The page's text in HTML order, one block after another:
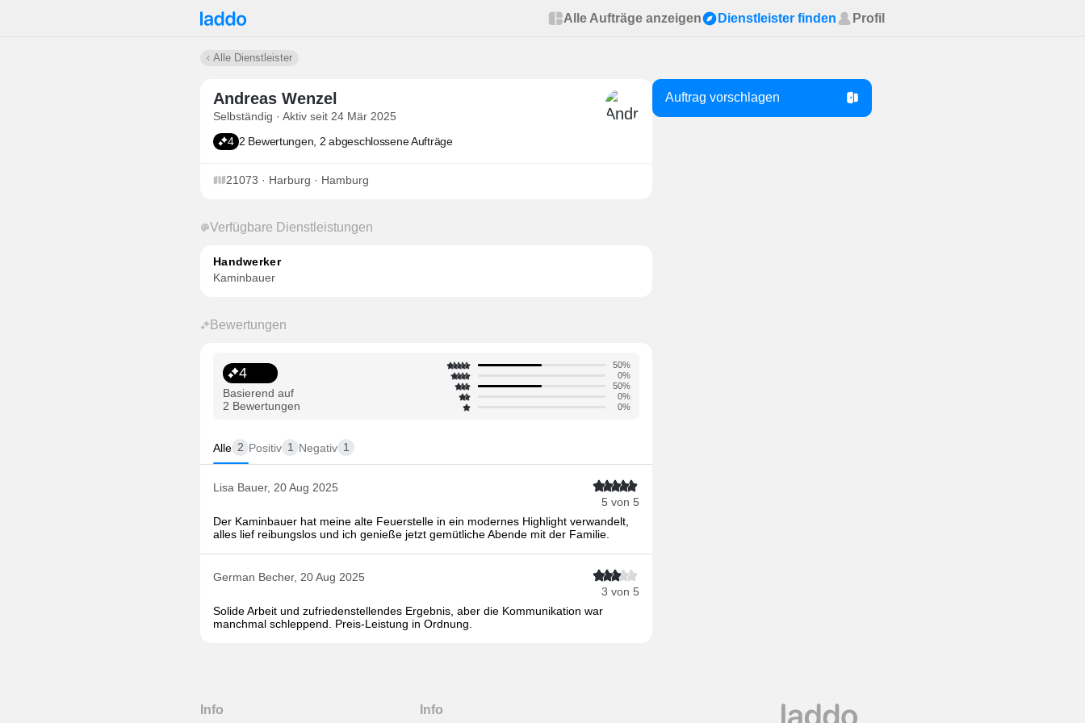
Alle Aufträge anzeigen Dienstleister finden Profil
Alle Dienstleister
Andreas Wenzel
Selbständig · Aktiv seit 24 Mär 2025
4 2 Bewertungen, 2 abgeschlossene Aufträge
21073 · Harburg · Hamburg
Verfügbare Dienstleistungen
Handwerker
Kaminbauer
Bewertungen
4
Basierend auf
2 Bewertungen
50%
0%
50%
0%
0%
Alle 2 Positiv 1 Negativ 1
Lisa Bauer, 20 Aug 2025
5 von 5
Der Kaminbauer hat meine alte Feuerstelle in ein modernes Highlight verwandelt,
alles lief reibungslos und ich genieße jetzt gemütliche Abende mit der Familie.
German Becher, 20 Aug 2025
3 von 5
Solide Arbeit und zufriedenstellendes Ergebnis, aber die Kommunikation war
manchmal schleppend. Preis-Leistung in Ordnung.
Auftrag vorschlagen
Info Info